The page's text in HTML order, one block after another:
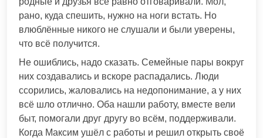
рано, куда спешить, нужно на ноги встать. Но
влюблённые никого не слушали и были уверены,
что всё получится.
Не ошиблись, надо сказать. Семейные пары вокруг
них создавались и вскоре распадались. Люди
ссорились, жаловались на недопонимание, а у них
всё шло отлично. Оба нашли работу, вместе вели
быт, помогали друг другу во всём, поддерживали.
Когда Максим ушёл с работы и решил открыть своё